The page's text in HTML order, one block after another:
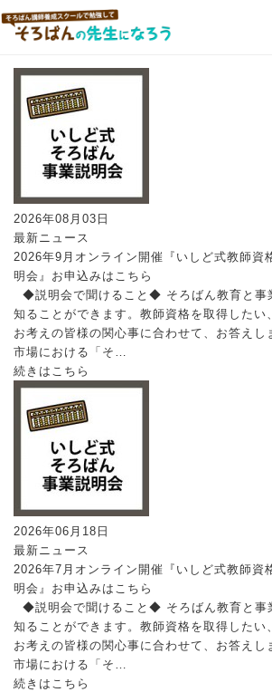
2026年08月03日
最新ニュース
2026年9月オンライン開催『いしど式教師資
明会』お申込みはこちら
◆説明会で聞けること◆ そろばん教育と事
知ることができます。教師資格を取得したい
お考えの皆様の関心事に合わせて、お答え
市場における「そ…
続きはこちら
2026年06月18日
最新ニュース
2026年7月オンライン開催『いしど式教師資
明会』お申込みはこちら
◆説明会で聞けること◆ そろばん教育と事
知ることができます。教師資格を取得したい
お考えの皆様の関心事に合わせて、お答え
市場における「そ…
続きはこちら